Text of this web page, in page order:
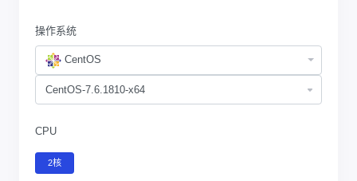
操作系统
CentOS
CPU
2核